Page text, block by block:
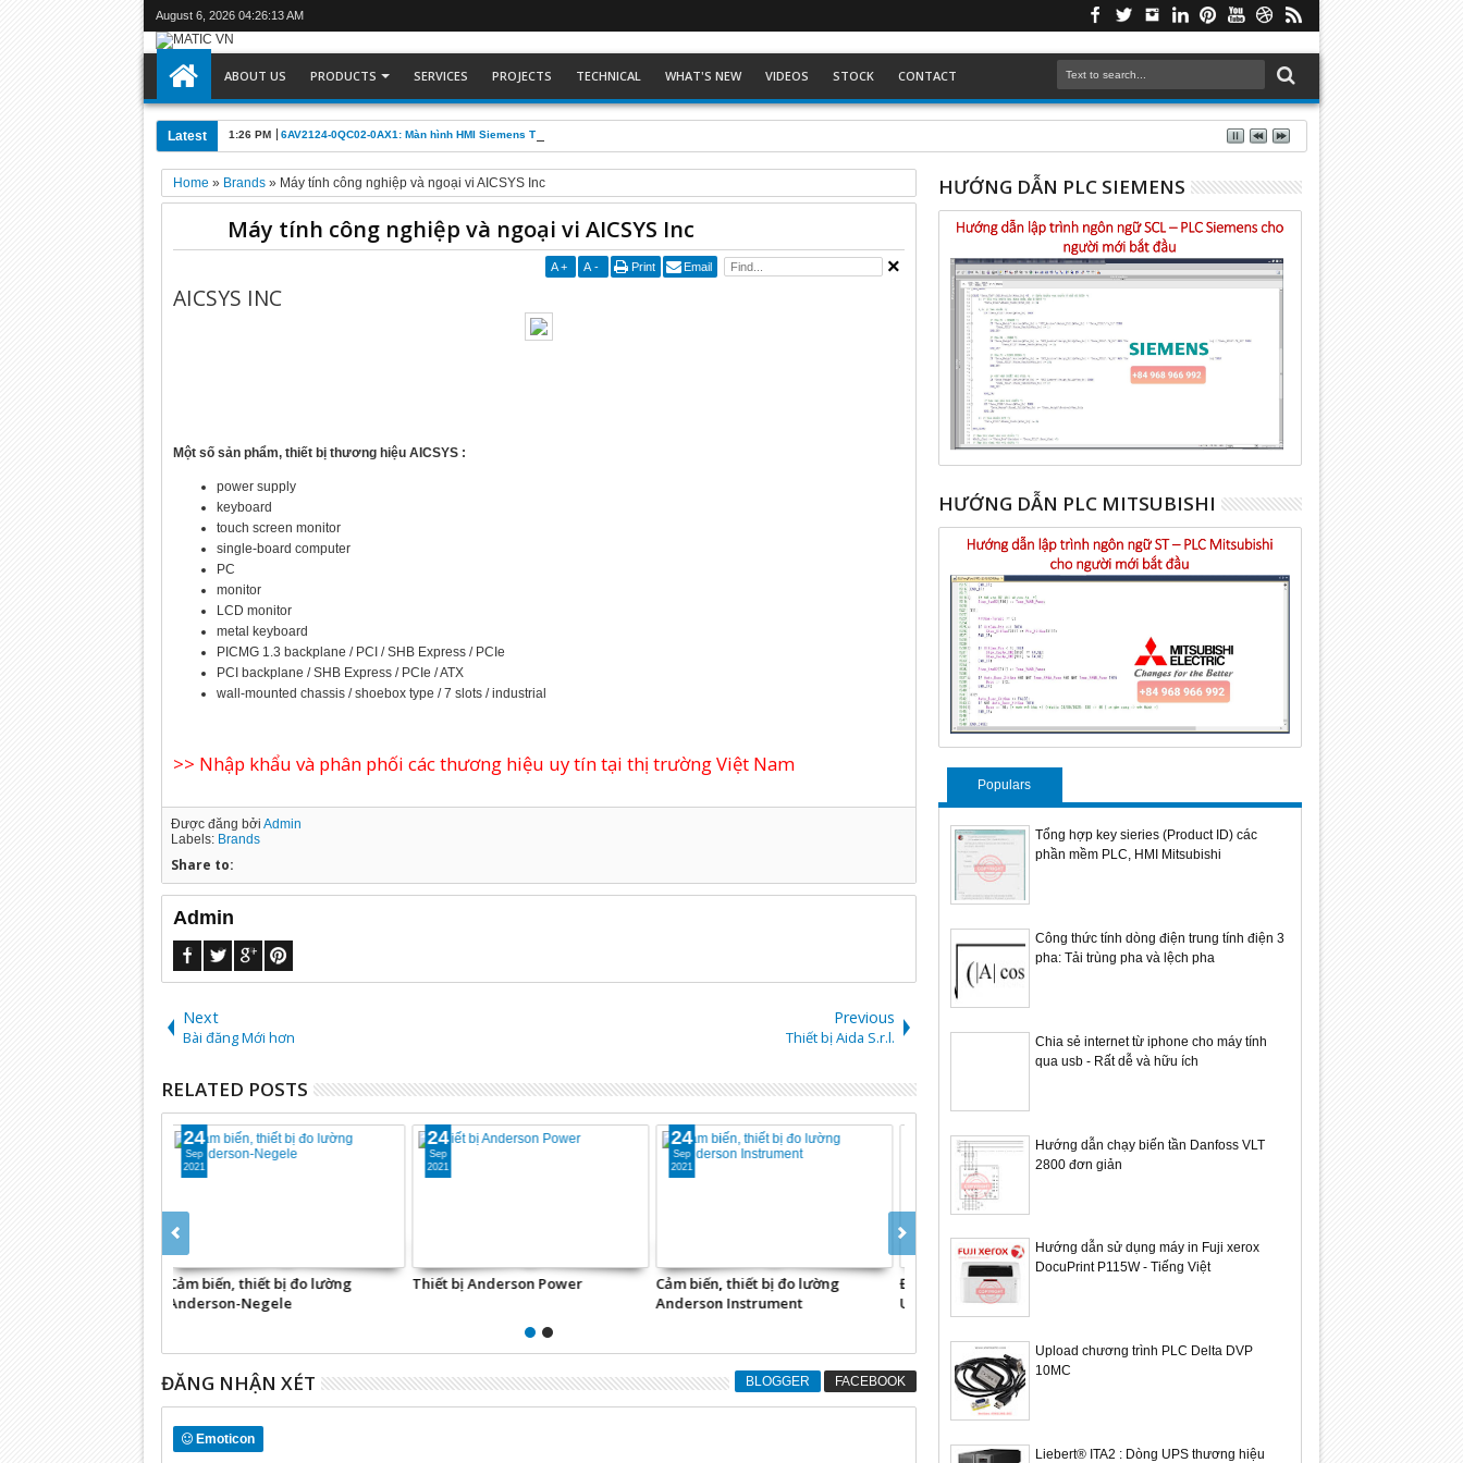
August 6, 2026 04:26:13 AM
ABOUT US PRODUCTS SERVICES PROJECTS TECHNICAL WHAT'S NEW VIDEOS STOCK CONTACT
Latest 1:26 PM 6AV2124-0QC02-0AX1: Màn hình HMI Siemens TP1500
Home » Brands» Máy tính công nghiệp và ngoại vi AICSYS Inc
Máy tính công nghiệp và ngoại vi AICSYS Inc
A + A - Print Email
AICSYS INC
Một số sản phẩm, thiết bị thương hiệu AICSYS :
power supply
keyboard
touch screen monitor
single-board computer
PC
monitor
LCD monitor
metal keyboard
PICMG 1.3 backplane / PCI / SHB Express / PCIe
PCI backplane / SHB Express / PCIe / ATX
wall-mounted chassis / shoebox type / 7 slots / industrial
>> Nhập khẩu và phân phối các thương hiệu uy tín tại thị trường Việt Nam
Được đăng bởi Admin
Labels: Brands
Share to:
Admin
Next
Bài đăng Mới hơn
Previous
Thiết bị Aida S.r.l.
RELATED POSTS
Cảm biến, thiết bị đo lường
Anderson-Negele
24
Sep
2021
Thiết bị Anderson Power
24
Sep
2021
Cảm biến, thiết bị đo lường
Anderson Instrument
24
Sep
2021
Động cơ, hộp giảm tốc Andantex
24
ĐĂNG NHẬN XÉT BLOGGER FACEBOOK
Emoticon
HƯỚNG DẪN PLC SIEMENS
HƯỚNG DẪN PLC MITSUBISHI
Populars
Tổng hợp key sieries (Product ID) các
phần mềm PLC, HMI Mitsubishi
Công thức tính dòng điện trung tính điện 3
pha: Tải trùng pha và lệch pha
Chia sẻ internet từ iphone cho máy tính
qua usb - Rất dễ và hữu ích
Hướng dẫn chạy biến tần Danfoss VLT
2800 đơn giản
Hướng dẫn sử dụng máy in Fuji xerox
DocuPrint P115W - Tiếng Việt
Upload chương trình PLC Delta DVP
10MC
Liebert® ITA2 : Dòng UPS thương hiệu